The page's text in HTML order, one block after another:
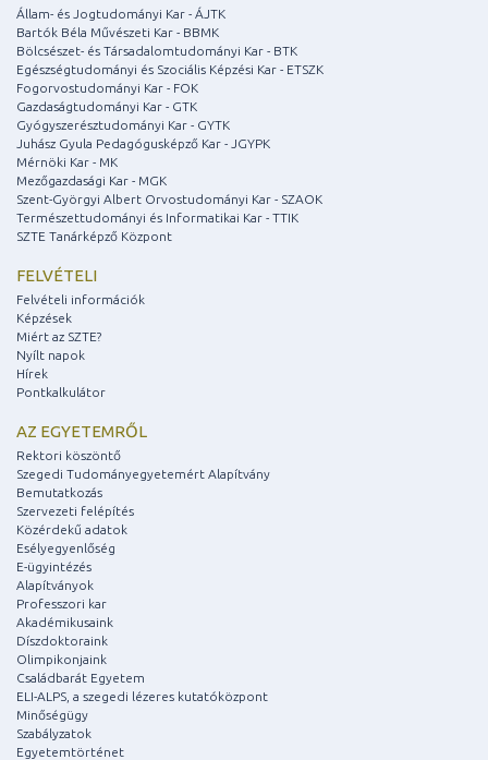
Állam- és Jogtudományi Kar - ÁJTK
Bartók Béla Művészeti Kar - BBMK
Bölcsészet- és Társadalomtudományi Kar - BTK
Egészségtudományi és Szociális Képzési Kar - ETSZK
Fogorvostudományi Kar - FOK
Gazdaságtudományi Kar - GTK
Gyógyszerésztudományi Kar - GYTK
Juhász Gyula Pedagógusképző Kar - JGYPK
Mérnöki Kar - MK
Mezőgazdasági Kar - MGK
Szent-Györgyi Albert Orvostudományi Kar - SZAOK
Természettudományi és Informatikai Kar - TTIK
SZTE Tanárképző Központ
FELVÉTELI
Felvételi információk
Képzések
Miért az SZTE?
Nyílt napok
Hírek
Pontkalkulátor
AZ EGYETEMRŐL
Rektori köszöntő
Szegedi Tudományegyetemért Alapítvány
Bemutatkozás
Szervezeti felépítés
Közérdekű adatok
Esélyegyenlőség
E-ügyintézés
Alapítványok
Professzori kar
Akadémikusaink
Díszdoktoraink
Olimpikonjaink
Családbarát Egyetem
ELI-ALPS, a szegedi lézeres kutatóközpont
Minőségügy
Szabályzatok
Egyetemtörténet